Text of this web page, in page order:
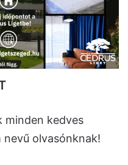
minden kedves
nevű olvasónknak!